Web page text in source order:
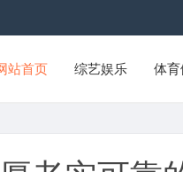
站首页 综艺娱乐 体